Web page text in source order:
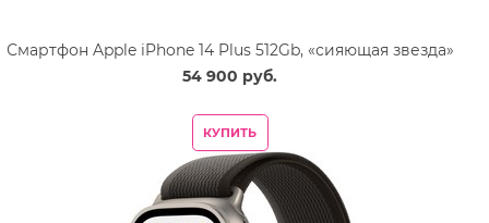
Смартфон Apple iPhone 14 Plus 512Gb, «сияющая звезда»
54 900 руб.
КУПИТЬ